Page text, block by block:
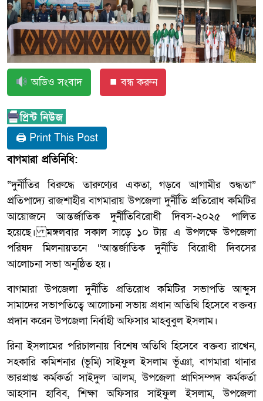
অডিও সংবাদ ⏹ বন্ধ করুন
🖨 Print This Post
বাগমারা প্রতিনিধি:
“দুর্নীতির বিরুদ্ধে তারুণ্যের একতা, গড়বে আগামীর শুদ্ধতা”
প্রতিপাদ্যে রাজশাহীর বাগমারায় উপজেলা দুর্নীতি প্রতিরোধ কমিটির
আয়োজনে আন্তর্জাতিক দুর্নীতিবিরোধী দিবস-২০২৫ পালিত
হয়েছে। মঙ্গলবার সকাল সাড়ে ১০ টায় এ উপলক্ষে উপজেলা
পরিষদ মিলনায়তনে “আন্তর্জাতিক দুর্নীতি বিরোধী দিবসের
আলোচনা সভা অনুষ্ঠিত হয়।
বাগমারা উপজেলা দুর্নীতি প্রতিরোধ কমিটির সভাপতি আব্দুস
সামাদের সভাপতিত্বে আলোচনা সভায় প্রধান অতিথি হিসেবে বক্তব্য
প্রদান করেন উপজেলা নির্বাহী অফিসার মাহবুবুল ইসলাম।
রিনা ইসলামের পরিচালনায় বিশেষ অতিথি হিসেবে বক্তব্য রাখেন,
সহকারি কমিশনার (ভূমি) সাইফুল ইসলাম ভূঁঞা, বাগমারা থানার
ভারপ্রাপ্ত কর্মকর্তা সাইদুল আলম, উপজেলা প্রাণিসম্পদ কর্মকর্তা
আহসান হাবিব, শিক্ষা অফিসার সাইফুল ইসলাম, উপজেলা